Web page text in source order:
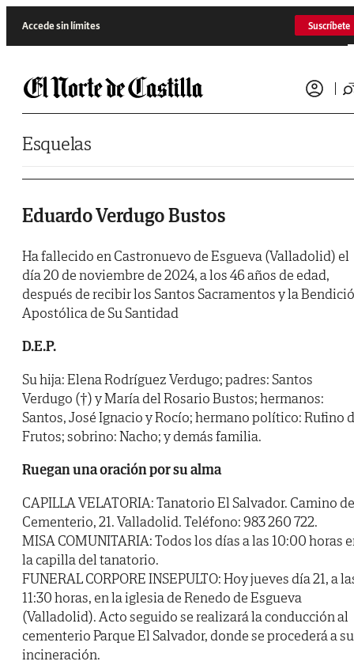
Accede sin límites Suscríbete
Esquelas
Eduardo Verdugo Bustos
Ha fallecido en Castronuevo de Esgueva (Valladolid) el
día 20 de noviembre de 2024, a los 46 años de edad,
después de recibir los Santos Sacramentos y la
Apostólica de Su Santidad
D.E.P.
Su hija: Elena Rodríguez Verdugo; padres: Santos
Verdugo (†) y María del Rosario Bustos; hermanos:
Santos, José Ignacio y Rocío; hermano político: Rufino
Frutos; sobrino: Nacho; y demás familia.
Ruegan una oración por su alma
CAPILLA VELATORIA: Tanatorio El Salvador. Camino
Cementerio, 21. Valladolid. Teléfono: 983 260 722.
MISA COMUNITARIA: Todos los días a las 10:00 horas
la capilla del tanatorio.
FUNERAL CORPORE INSEPULTO: Hoy jueves día 21, a
11:30 horas, en la iglesia de Renedo de Esgueva
(Valladolid). Acto seguido se realizará la conducción al
cementerio Parque El Salvador, donde se procederá a su
incineración.